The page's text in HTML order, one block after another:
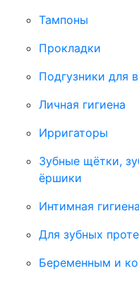
Тампоны
Прокладки
Подгузники для
Личная гигиена
Ирригаторы
Зубные щётки,
ёршики
Интимная гигиена
Для зубных
Беременным и